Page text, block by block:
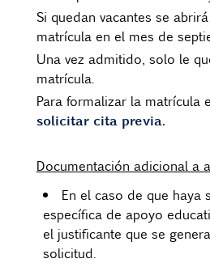
Si quedan vacantes se
matrícula en el mes de
Una vez admitido, solo le
matrícula.
Para formalizar la matrícula
solicitar cita previa.
Documentación adicional a
En el caso de que haya
específica de apoyo
el justificante que se
solicitud.